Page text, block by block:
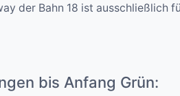
der Bahn 18 ist
bis Anfang Grün: